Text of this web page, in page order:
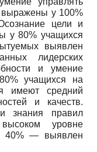
у 100%
цели и
у 80% учащихся
выявлен
лидерских
и умение
учащихся на
имеют средний
и качеств.
знания правил
уровне
40% — выявлен